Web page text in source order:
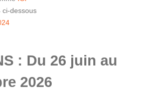
ci-dessous
: Du 26 juin au
2026